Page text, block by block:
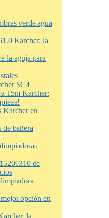
verde agua
Karcher: la
la aguja para
SC4
15m Karcher:
Karcher en
de bañera
de
opción en
la